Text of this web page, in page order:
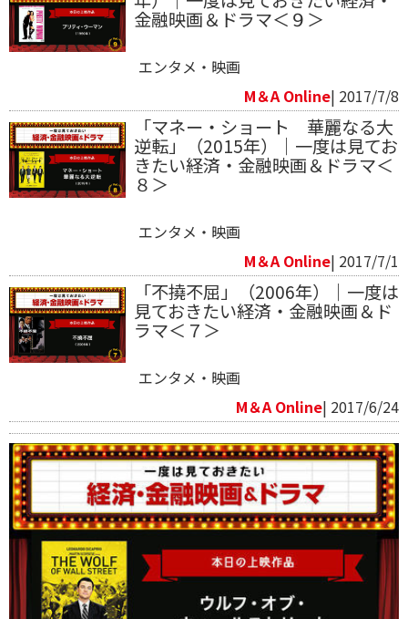
金融映画＆ドラマ＜９＞
エンタメ・映画
M＆A Online| 2017/7/8
「マネー・ショート 華麗なる大
逆転」（2015年）｜一度は見てお
きたい経済・金融映画＆ドラマ＜
８＞
エンタメ・映画
M＆A Online| 2017/7/1
「不撓不屈」（2006年）｜一度は
見ておきたい経済・金融映画＆ド
ラマ＜７＞
エンタメ・映画
M＆A Online| 2017/6/24